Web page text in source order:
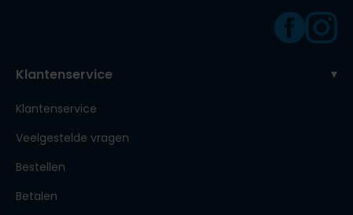
Klantenservice
Klantenservice
Veelgestelde vragen
Bestellen
Betalen